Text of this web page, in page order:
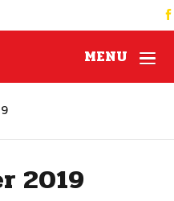
MENU
2019